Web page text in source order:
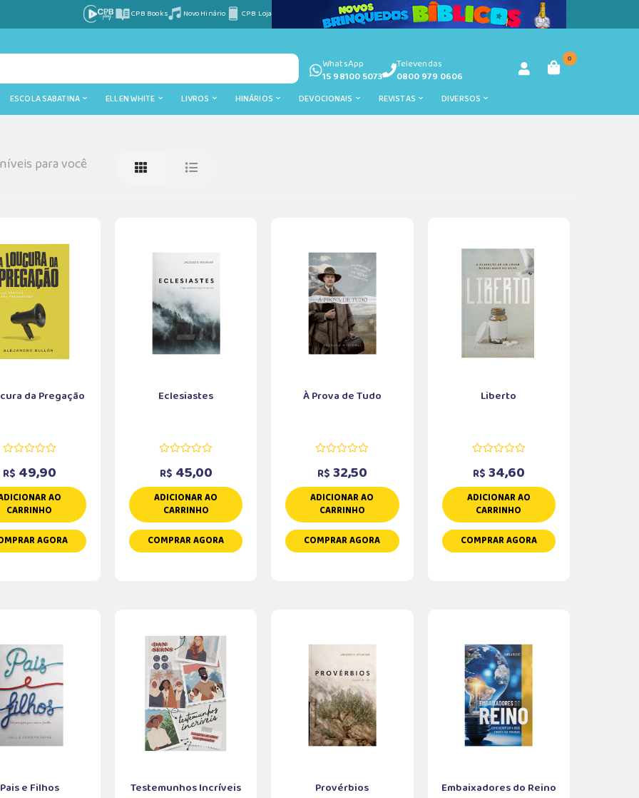
CPB Books Novo Hinário CPB Loja
WhatsApp
15 98100 5073
Televendas
0800 979 0606
0
ESCOLA SABATINA ELLEN WHITE LIVROS HINÁRIOS DEVOCIONAIS REVISTAS DIVERSOS
para você
da Pregação
R$ 49,90
AO
CARRINHO
AGORA
Eclesiastes
R$ 45,00
ADICIONAR AO
CARRINHO
COMPRAR AGORA
À Prova de Tudo
R$ 32,50
ADICIONAR AO
CARRINHO
COMPRAR AGORA
Liberto
R$ 34,60
ADICIONAR AO
CARRINHO
COMPRAR AGORA
Pais e Filhos Testemunhos Incríveis Provérbios Embaixadores do Reino